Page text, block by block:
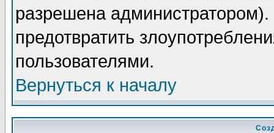
разрешена
предотвратить
пользователями.
Вернуться к началу